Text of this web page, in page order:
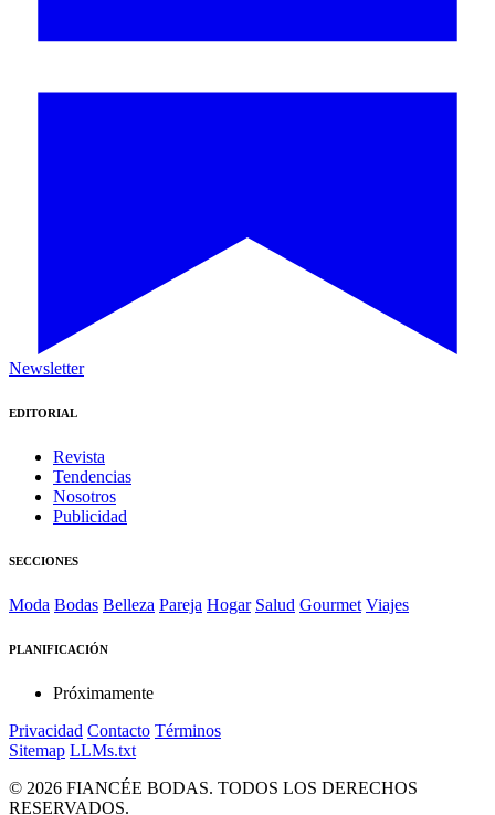
Newsletter
EDITORIAL
Revista
Tendencias
Nosotros
Publicidad
SECCIONES
Moda Bodas Belleza Pareja Hogar Salud Gourmet Viajes
PLANIFICACIÓN
Próximamente
Privacidad Contacto Términos
Sitemap LLMs.txt
© 2026 FIANCÉE BODAS. TODOS LOS DERECHOS
RESERVADOS.